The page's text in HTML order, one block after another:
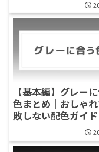
【基本編】グレー
色まとめ｜おしゃ
敗しない配色ガイ
ァッション・デザ